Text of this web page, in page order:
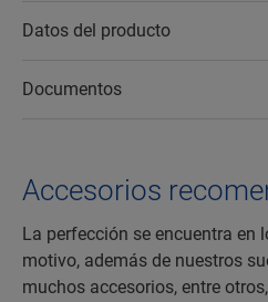
Datos del producto
Documentos
Accesorios
La perfección se encuentra en
motivo, además de nuestros
muchos accesorios, entre